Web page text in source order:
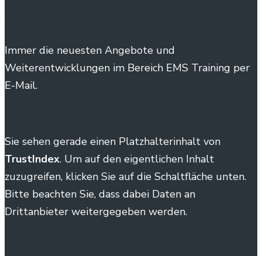
Immer die neuesten Angebote und
Weiterentwicklungen im Bereich EMS Training per
E-Mail.
Sie sehen gerade einen Platzhalterinhalt von
TrustIndex. Um auf den eigentlichen Inhalt
zuzugreifen, klicken Sie auf die Schaltfläche unten.
Bitte beachten Sie, dass dabei Daten an
Drittanbieter weitergegeben werden.